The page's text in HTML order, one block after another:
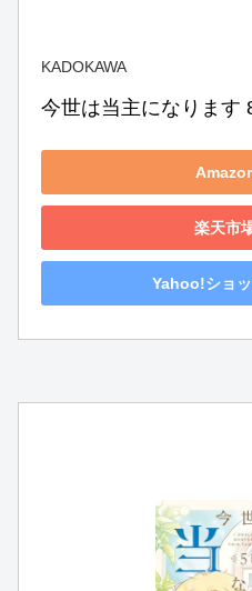
KADOKAWA
今世は当主になります
楽天市
Yahoo!ショ